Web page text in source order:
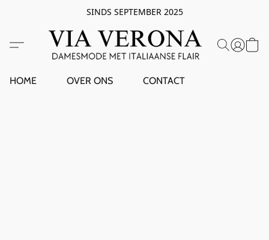
SINDS SEPTEMBER 2025
HOME OVER ONS CONTACT